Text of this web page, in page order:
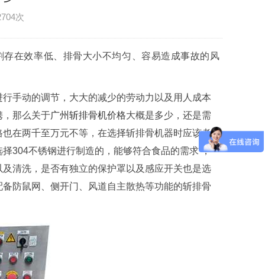
次
在效率低、排骨大小不均匀、容易造成事故的风
手动的调节，大大的减少的劳动力以及用人成本
，那么关于广州斩排骨机价格大概是多少，还是需
在两千至万元不等，在选择斩排骨机器时应该考
304不锈钢进行制造的，能够符合食品的需求 ，
清洗，是否有独立的保护罩以及感应开关也是选
防鼠网、侧开门、风道自主散热等功能的斩排骨